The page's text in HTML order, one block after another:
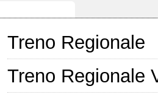
Treno Regionale
Treno Regionale